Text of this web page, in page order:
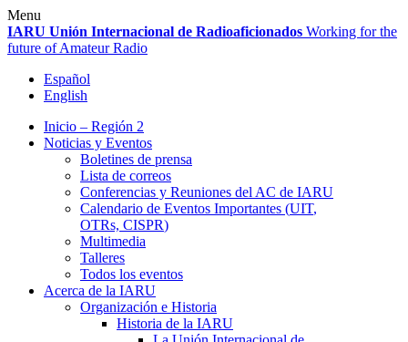
Skip
to
content
Menu
IARU Unión Internacional de Radioaficionados Working for the
future of Amateur Radio
Español
English
Inicio – Región 2
Noticias y Eventos
Boletines de prensa
Lista de correos
Conferencias y Reuniones del AC de IARU
Calendario de Eventos Importantes (UIT,
OTRs, CISPR)
Multimedia
Talleres
Todos los eventos
Acerca de la IARU
Organización e Historia
Historia de la IARU